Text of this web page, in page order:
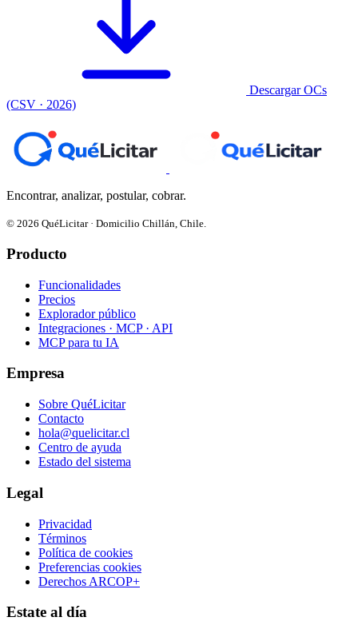
Descargar OCs
(CSV · 2026)
Encontrar, analizar, postular, cobrar.
© 2026 QuéLicitar · Domicilio Chillán, Chile.
Producto
Funcionalidades
Precios
Explorador público
Integraciones · MCP · API
MCP para tu IA
Empresa
Sobre QuéLicitar
Contacto
hola@quelicitar.cl
Centro de ayuda
Estado del sistema
Legal
Privacidad
Términos
Política de cookies
Preferencias cookies
Derechos ARCOP+
Estate al día